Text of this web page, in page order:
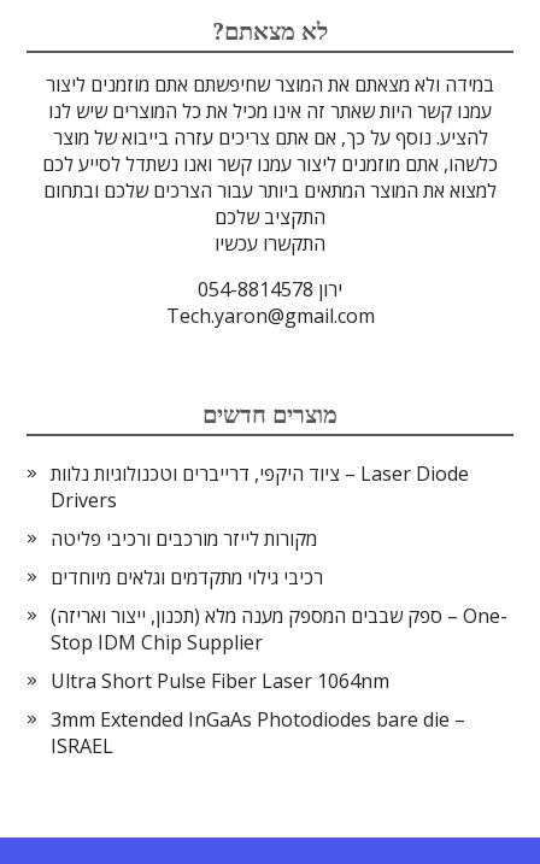
אופטיקה
אופטומכניקה ובקרת תנועה
סיבים אופטיים
מקורות אור
מוליכי אור
לדים
הדמיה ומצלמות
גלאים וחיישנים
מסננים אופטיים
לייזרים ומוצרי בטיחות לייזר
גבישים
ספקטרוסקופיה
אלקטרוניקה
מיגון קרינה
עדשות
מתקנים לרפואה
טרה-הרץ
מוצרי קוורץ
זכוכיות וציפויים
מוצרים אחרים
?לא מצאתם
במידה ולא מצאתם את המוצר שחיפשתם אתם מוזמנים ליצור
עמנו קשר היות שאתר זה אינו מכיל את כל המוצרים שיש לנו
להציע. נוסף על כך, אם אתם צריכים עזרה בייבוא של מוצר
כלשהו, אתם מוזמנים ליצור עמנו קשר ואנו נשתדל לסייע לכם
למצוא את המוצר המתאים ביותר עבור הצרכים שלכם ובתחום
התקציב שלכם
התקשרו עכשיו
ירון 054-8814578
Tech.yaron@gmail.com
מוצרים חדשים
ציוד היקפי, דרייברים וטכנולוגיות נלוות – Laser Diode
Drivers
מקורות לייזר מורכבים ורכיבי פליטה
רכיבי גילוי מתקדמים וגלאים מיוחדים
ספק שבבים המספק מענה מלא (תכנון, ייצור ואריזה) – One-
Stop IDM Chip Supplier
Ultra Short Pulse Fiber Laser 1064nm
3mm Extended InGaAs Photodiodes bare die –
ISRAEL